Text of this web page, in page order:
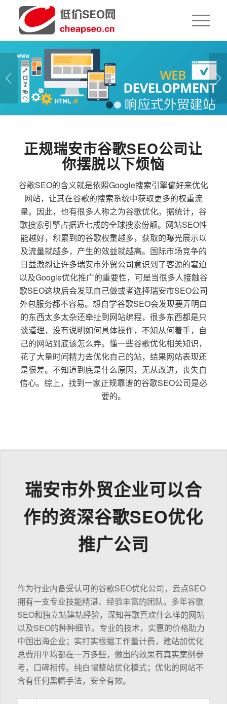
下一页
1 2
正规瑞安市谷歌SEO公司让
你摆脱以下烦恼
谷歌SEO的含义就是依照Google搜索引擎偏好来优化
网站，让其在谷歌的搜索系统中获取更多的权重流
量。因此，也有很多人称之为谷歌优化。据统计，谷
歌搜索引擎占据近七成的全球搜索份额。网站SEO性
能越好，积累到的谷歌权重越多，获取的曝光展示以
及流量就越多，产生的效益就越高。国际市场竞争的
日益激烈让许多瑞安市外贸公司意识到了客源的窘迫
以及Google优化推广的重要性，可是当很多人接触谷
歌SEO这块后会发现自己做或者选择瑞安市SEO公司
外包服务都不容易。想自学谷歌SEO会发现要弄明白
的东西太多太杂还牵扯到网站编程，很多东西都是只
谈道理，没有说明如何具体操作，不知从何着手，自
己的网站到底该怎么弄。懂一些谷歌优化相关知识，
花了大量时间精力去优化自己的站，结果网站表现还
是很差。不知道到底是什么原因，无从改进，丧失自
信心。综上，找到一家正规靠谱的谷歌SEO公司是必
要的。
瑞安市外贸企业可以合
作的资深谷歌SEO优化
推广公司
作为行业内备受认可的谷歌SEO优化公司，云点SEO
拥有一支专业技能精湛、经验丰富的团队。多年谷歌
SEO和独立站建站经验，深知谷歌喜欢什么样的网站
以及SEO的种种细节。专业的技术，实惠的价格助力
中国出海企业；实打实根据工作量计费，建站加优化
总费用平均都在一万多些，做出的效果有真实案例参
考，口碑相传。纯白帽整站优化模式；优化的网站不
含有任何黑帽手法，安全有效。